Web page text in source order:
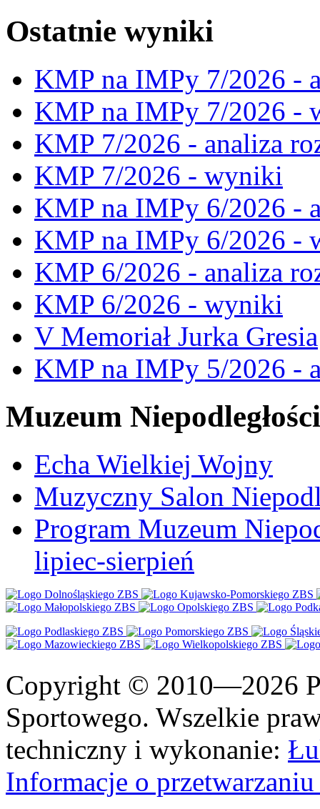
Ostatnie wyniki
KMP na IMPy 7/2026 -
KMP na IMPy 7/2026 -
KMP 7/2026 - analiza
KMP 7/2026 - wyniki
KMP na IMPy 6/2026 -
KMP na IMPy 6/2026 -
KMP 6/2026 - analiza
KMP 6/2026 - wyniki
V Memoriał Jurka Gresia
KMP na IMPy 5/2026 -
Muzeum Niepodległości
Echa Wielkiej Wojny
Muzyczny Salon
Program Muzeum
lipiec-sierpień
Copyright © 2010—2026
Sportowego. Wszelkie
techniczny i wykonanie:
Informacje o